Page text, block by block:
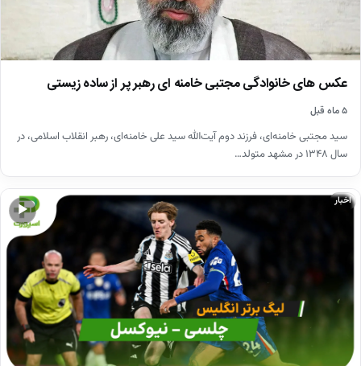
عکس های خانوادگی مجتبی خامنه ای رهبر پر از ساده زیستی
۵ ماه قبل
سید مجتبی خامنه‌ای، فرزند دوم آیت‌الله سید علی خامنه‌ای، رهبر انقلاب اسلامی، در
سال ۱۳۴۸ در مشهد متولد…
▶
اخبار